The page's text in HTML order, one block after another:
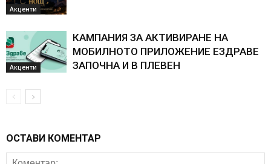
Акценти
Акценти
КАМПАНИЯ ЗА АКТИВИРАНЕ НА
МОБИЛНОТО ПРИЛОЖЕНИЕ ЕЗДРАВЕ
ЗАПОЧНА И В ПЛЕВЕН
ОСТАВИ КОМЕНТАР